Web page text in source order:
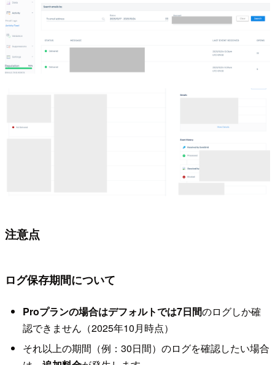
注意点
ログ保存期間について
Proプランの場合はデフォルトでは7日間のログしか確
認できません（2025年10月時点）
それ以上の期間（例：30日間）のログを確認したい場合